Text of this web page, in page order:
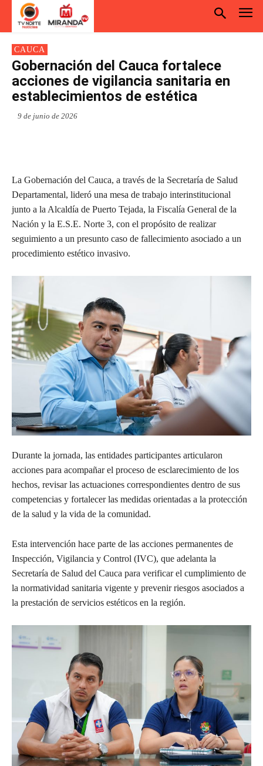
CAUCA
Gobernación del Cauca fortalece
acciones de vigilancia sanitaria en
establecimientos de estética
9 de junio de 2026
La Gobernación del Cauca, a través de la Secretaría de Salud
Departamental, lideró una mesa de trabajo interinstitucional
junto a la Alcaldía de Puerto Tejada, la Fiscalía General de la
Nación y la E.S.E. Norte 3, con el propósito de realizar
seguimiento a un presunto caso de fallecimiento asociado a un
procedimiento estético invasivo.
Durante la jornada, las entidades participantes articularon
acciones para acompañar el proceso de esclarecimiento de los
hechos, revisar las actuaciones correspondientes dentro de sus
competencias y fortalecer las medidas orientadas a la protección
de la salud y la vida de la comunidad.
Esta intervención hace parte de las acciones permanentes de
Inspección, Vigilancia y Control (IVC), que adelanta la
Secretaría de Salud del Cauca para verificar el cumplimiento de
la normatividad sanitaria vigente y prevenir riesgos asociados a
la prestación de servicios estéticos en la región.